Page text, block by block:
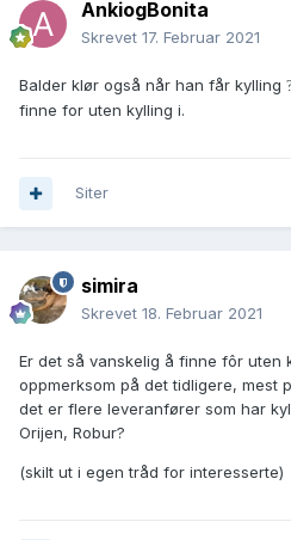
AnkiogBonita
Skrevet 17. Februar 2021
Balder klør også når han får kylling
finne for uten kylling i.
Siter
simira
Skrevet 18. Februar 2021
Er det så vanskelig å finne fôr uten
oppmerksom på det tidligere, mest
det er flere leveranfører som har
Orijen, Robur?
(skilt ut i egen tråd for interesserte)